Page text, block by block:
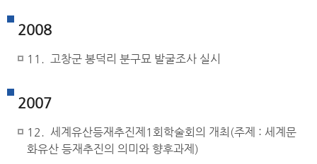
2008
11. 고창군 봉덕리 분구묘 발굴조사 실시
2007
12. 세계유산등재추진제1회학술회의 개최(주제 : 세계문
화유산 등재추진의 의미와 향후과제)